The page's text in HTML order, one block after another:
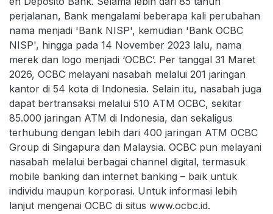
perjalanan, Bank mengalami beberapa kali perubahan
nama menjadi 'Bank NISP', kemudian 'Bank OCBC
NISP', hingga pada 14 November 2023 lalu, nama
merek dan logo menjadi ‘OCBC’. Per tanggal 31 Maret
2026, OCBC melayani nasabah melalui 201 jaringan
kantor di 54 kota di Indonesia. Selain itu, nasabah juga
dapat bertransaksi melalui 510 ATM OCBC, sekitar
85.000 jaringan ATM di Indonesia, dan sekaligus
terhubung dengan lebih dari 400 jaringan ATM OCBC
Group di Singapura dan Malaysia. OCBC pun melayani
nasabah melalui berbagai channel digital, termasuk
mobile banking dan internet banking – baik untuk
individu maupun korporasi. Untuk informasi lebih
lanjut mengenai OCBC di situs www.ocbc.id.